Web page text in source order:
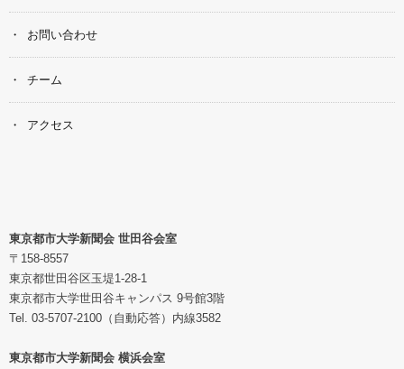
お問い合わせ
チーム
アクセス
東京都市大学新聞会 世田谷会室
〒158-8557
東京都世田谷区玉堤1-28-1
東京都市大学世田谷キャンパス 9号館3階
Tel. 03-5707-2100（自動応答）内線3582
東京都市大学新聞会 横浜会室